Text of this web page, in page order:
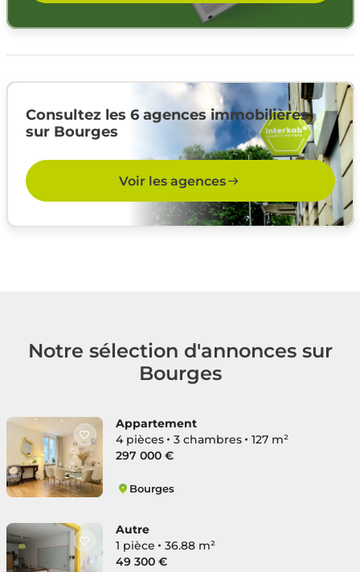
Consultez les 6 agences immobilières
sur Bourges
Voir les agences
Notre sélection d'annonces sur
Bourges
Appartement
4 pièces
3 chambres
127 m²
297 000 €
Bourges
Autre
1 pièce
36.88 m²
49 300 €